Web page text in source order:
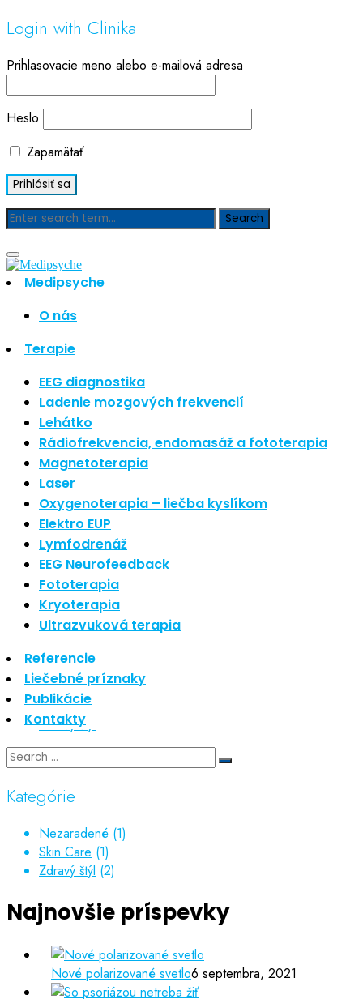
Login with Clinika
Prihlasovacie meno alebo e-mailová adresa
Heslo
Zapamätať
Medipsyche
O nás
Terapie
EEG diagnostika
Ladenie mozgových frekvencií
Lehátko
Rádiofrekvencia, endomasáž a fototerapia
Magnetoterapia
Laser
Oxygenoterapia – liečba kyslíkom
Elektro EUP
Lymfodrenáž
EEG Neurofeedback
Fototerapia
Kryoterapia
Ultrazvuková terapia
Referencie
Liečebné príznaky
Publikácie
Kontakty
Blog
Hľadať
Najnovšie články
Nové polarizované svetlo
So psoriázou netreba žiť
Rozšírenie služieb
Hudba a vývoj mozgu
Najnovšie komentáre
Žiadne komentáre na zobrazenie.
Archív
september 2021
apríl 2021
august 2020
Kategórie
Nezaradené
Skin Care
Zdravý štýl
Kategórie
Nezaradené (1)
Skin Care (1)
Zdravý štýl (2)
Najnovšie príspevky
Nové polarizované svetlo6 septembra, 2021